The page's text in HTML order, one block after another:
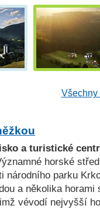
Všechny
a turistické
horské
národního parku
a několika horami
vévodí nejvyšší